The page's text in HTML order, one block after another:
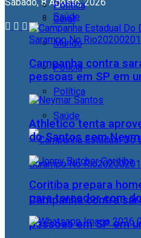
Geral
Mundo
Polícia
Política
Saúde
Campanha contra
pessoas em SP em
Política
Saúde
Campanha contra
pessoas em SP em
Athletico tenta
do Santos sem
Coritiba prepara
para torcedor com